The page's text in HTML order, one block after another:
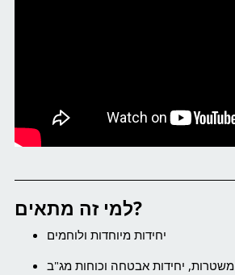
למי זה מתאים?
יחידות מיוחדות ולוחמים
משטרות, יחידות אבטחה וכוחות מג"ב